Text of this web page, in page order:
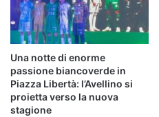
Una notte di enorme
passione biancoverde in
Piazza Libertà: l’Avellino si
proietta verso la nuova
stagione